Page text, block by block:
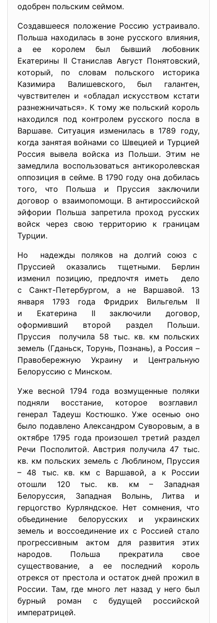
одобрен польским сеймом.
Создавшееся положение Россию устраивало.
Польша находилась в зоне русского влияния,
а ее королем был бывший любовник
Екатерины II Станислав Август Понятовский,
который, по словам польского историка
Казимира Валишевского, был галантен,
чувствителен и «обладал искусством кстати
разнежничаться». К тому же польский король
находился под контролем русского посла в
Варшаве. Ситуация изменилась в 1789 году,
когда занятая войнами со Швецией и Турцией
Россия вывела войска из Польши. Этим не
замедлила воспользоваться антикоролевская
оппозиция в сейме. В 1790 году она добилась
того, что Польша и Пруссия заключили
договор о взаимопомощи. В антироссийской
эйфории Польша запретила проход русских
войск через свою территорию к границам
Турции.
Но надежды поляков на долгий союз с
Пруссией оказались тщетными. Берлин
изменил позицию, предпочтя иметь дело
с Санкт-Петербургом, а не Варшавой. 13
января 1793 года Фридрих Вильгельм II
и Екатерина II заключили договор,
оформивший второй раздел Польши.
Пруссия получила 58 тыс. кв. км польских
земель (Гданьск, Торунь, Познань), а Россия –
Правобережную Украину и Центральную
Белоруссию с Минском.
Уже весной 1794 года возмущенные поляки
подняли восстание, которое возглавил
генерал Тадеуш Костюшко. Уже осенью оно
было подавлено Александром Суворовым, а в
октябре 1795 года произошел третий раздел
Речи Посполитой. Австрия получила 47 тыс.
кв. км польских земель с Люблином, Пруссия
– 48 тыс. кв. км с Варшавой, а к России
отошли 120 тыс. кв. км – Западная
Белоруссия, Западная Волынь, Литва и
герцогство Курляндское. Нет сомнения, что
объединение белорусских и украинских
земель и воссоединение их с Россией стало
прогрессивным актом для развития этих
народов. Польша прекратила свое
существование, а ее последний король
отрекся от престола и остаток дней прожил в
России. Там, где много лет назад у него был
бурный роман с будущей российской
императрицей.